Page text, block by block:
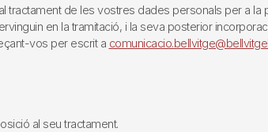
de les vostres dades personals per a
en la tramitació, i la seva posterior
vos per escrit a
al seu tractament.